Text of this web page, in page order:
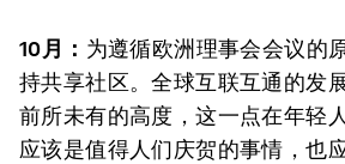
10月： 为遵循欧洲理事会会议的
持共享社区。全球互联互通的发
前所未有的高度，这一点在年轻
应该是值得人们庆贺的事情，也